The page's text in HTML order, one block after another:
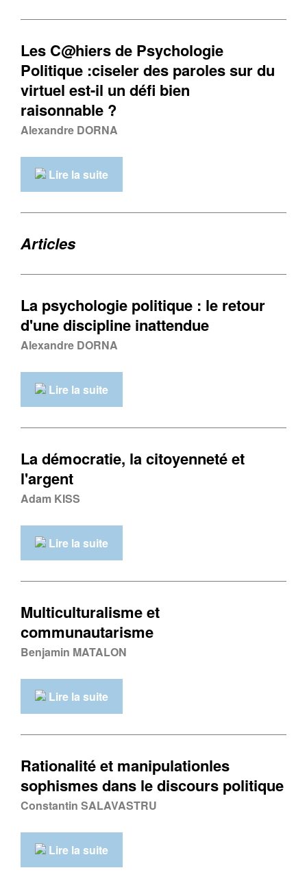
Les C@hiers de Psychologie
Politique :ciseler des paroles sur du
virtuel est-il un défi bien
raisonnable ?
Alexandre DORNA
Lire la suite
Articles
La psychologie politique : le retour
d'une discipline inattendue
Alexandre DORNA
Lire la suite
La démocratie, la citoyenneté et
l'argent
Adam KISS
Lire la suite
Multiculturalisme et
communautarisme
Benjamin MATALON
Lire la suite
Rationalité et manipulationles
sophismes dans le discours politique
Constantin SALAVASTRU
Lire la suite